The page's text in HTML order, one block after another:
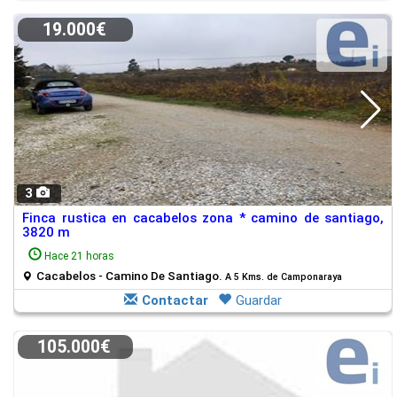
3
19.000€
Finca rustica en cacabelos zona * camino de santiago,
3820 m
Hace 21 horas
Cacabelos - Camino De Santiago. A 5 Kms. de Camponaraya
Contactar Guardar
105.000€